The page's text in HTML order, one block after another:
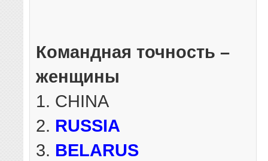
Командная точность –
женщины
1. CHINA
2. RUSSIA
3. BELARUS